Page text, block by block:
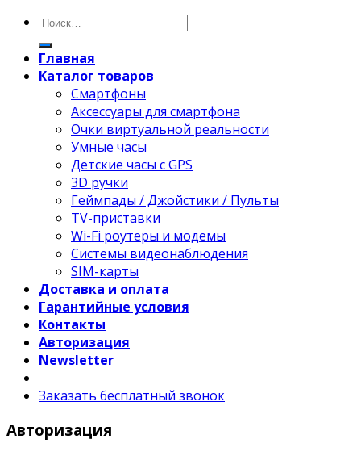
Главная
Каталог товаров
Смартфоны
Аксессуары для смартфона
Очки виртуальной реальности
Умные часы
Детские часы с GPS
3D ручки
Геймпады / Джойстики / Пульты
TV-приставки
Wi-Fi роутеры и модемы
Системы видеонаблюдения
SIM-карты
Доставка и оплата
Гарантийные условия
Контакты
Авторизация
Newsletter
Заказать бесплатный звонок
Авторизация